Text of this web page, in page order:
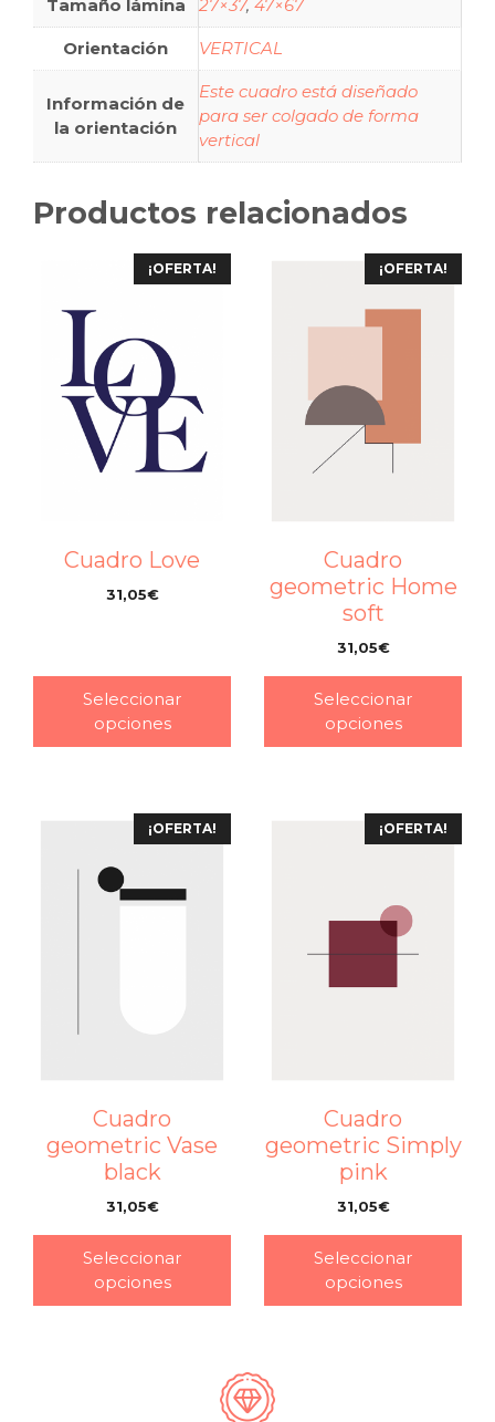
Tamaño lámina 27×37, 47×67
Orientación VERTICAL
Información de
la orientación
Este cuadro está diseñado
para ser colgado de forma
vertical
Productos relacionados
¡OFERTA!
Cuadro Love
31,05€
Seleccionar
opciones
¡OFERTA!
Cuadro
geometric Home
soft
31,05€
Seleccionar
opciones
¡OFERTA!
Cuadro
geometric Vase
black
31,05€
Seleccionar
opciones
¡OFERTA!
Cuadro
geometric Simply
pink
31,05€
Seleccionar
opciones